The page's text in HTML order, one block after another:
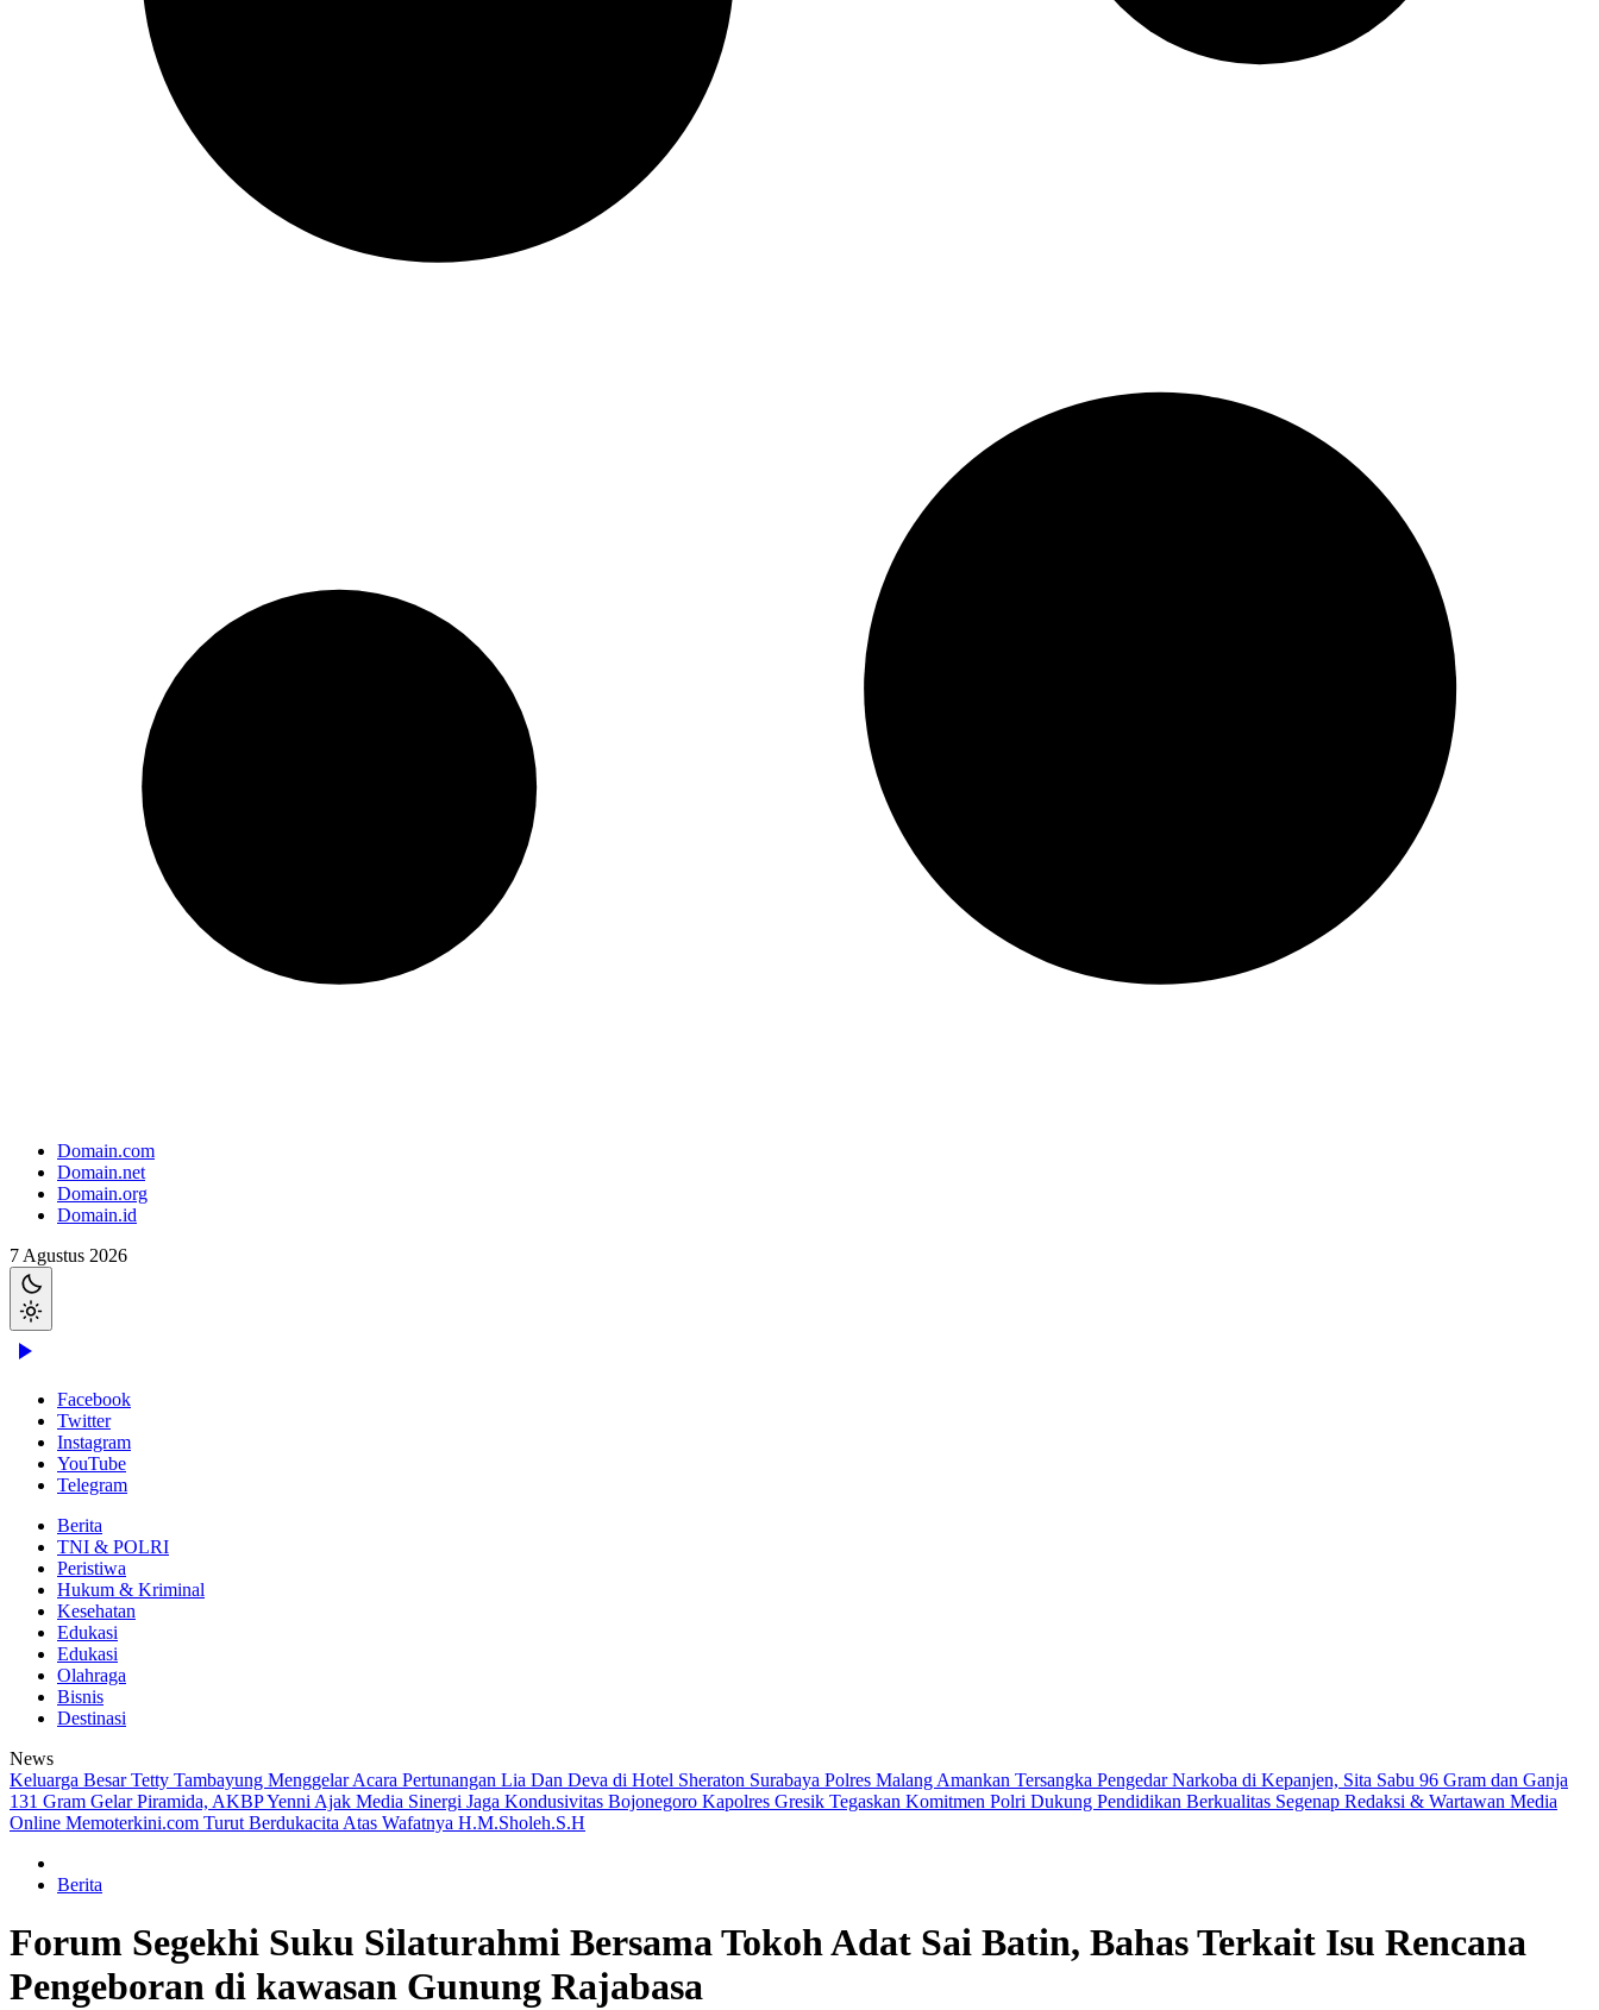
Domain.com
Domain.net
Domain.org
Domain.id
7 Agustus 2026
Facebook
Twitter
Instagram
YouTube
Telegram
Berita
TNI & POLRI
Peristiwa
Hukum & Kriminal
Kesehatan
Edukasi
Edukasi
Olahraga
Bisnis
Destinasi
News
Keluarga Besar Tetty Tambayung Menggelar Acara Pertunangan Lia Dan Deva di Hotel Sheraton Surabaya Polres Malang Amankan Tersangka Pengedar Narkoba di Kepanjen, Sita Sabu 96 Gram dan Ganja
131 Gram Gelar Piramida, AKBP Yenni Ajak Media Sinergi Jaga Kondusivitas Bojonegoro Kapolres Gresik Tegaskan Komitmen Polri Dukung Pendidikan Berkualitas Segenap Redaksi & Wartawan Media
Online Memoterkini.com Turut Berdukacita Atas Wafatnya H.M.Sholeh.S.H
Berita
Forum Segekhi Suku Silaturahmi Bersama Tokoh Adat Sai Batin, Bahas Terkait Isu Rencana
Pengeboran di kawasan Gunung Rajabasa